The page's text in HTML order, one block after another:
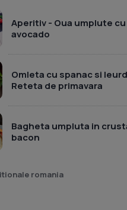
Aperitiv - Oua umplute cu
avocado
Omleta cu spanac si
Reteta de primavara
Bagheta umpluta in
bacon
romania